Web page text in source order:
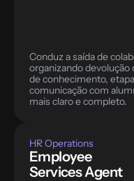
Conduz a saída de
organizando
de conhecimento,
comunicação com
HR Operations
Employee
Services Agent